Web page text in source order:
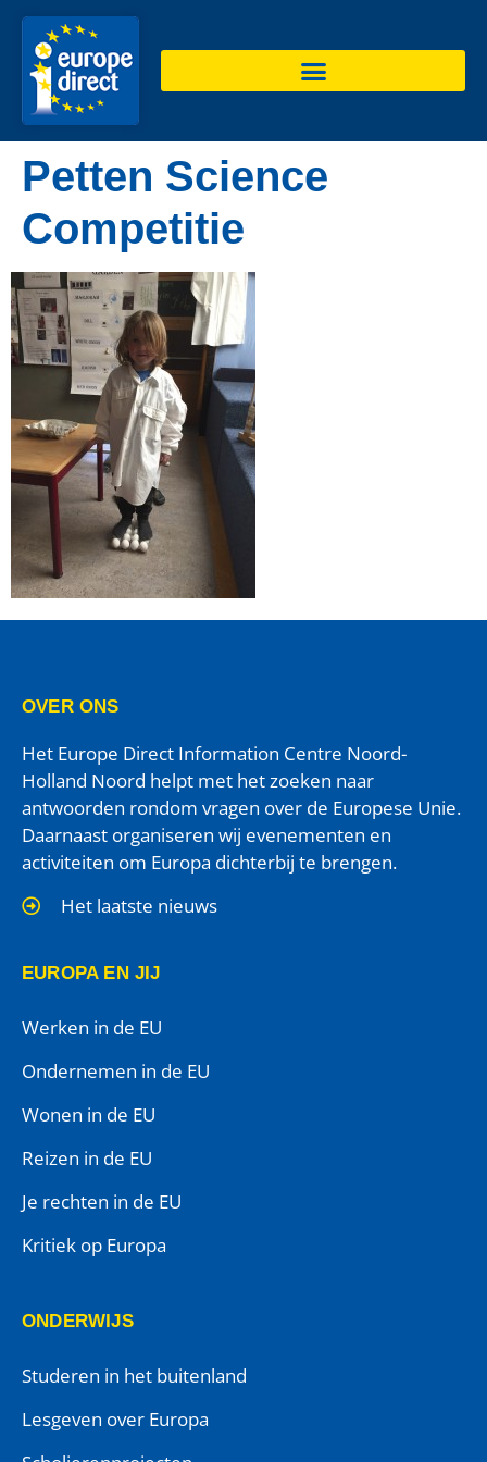
de
inhoud
Petten Science
Competitie
OVER ONS
Het Europe Direct Information Centre Noord-
Holland Noord helpt met het zoeken naar
antwoorden rondom vragen over de Europese Unie.
Daarnaast organiseren wij evenementen en
activiteiten om Europa dichterbij te brengen.
Het laatste nieuws
EUROPA EN JIJ
Werken in de EU
Ondernemen in de EU
Wonen in de EU
Reizen in de EU
Je rechten in de EU
Kritiek op Europa
ONDERWIJS
Studeren in het buitenland
Lesgeven over Europa